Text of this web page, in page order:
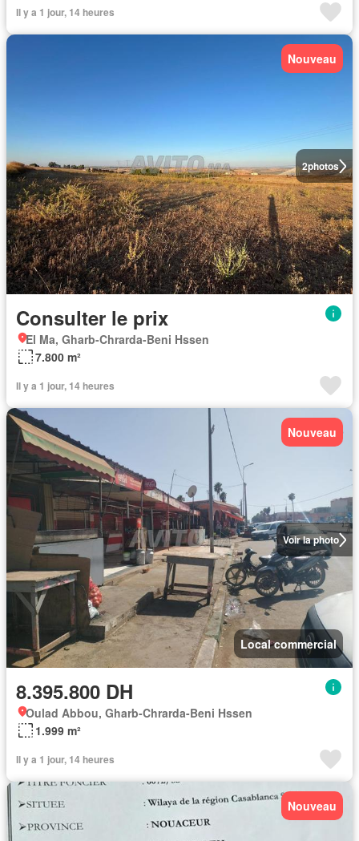
Il y a 1 jour, 14 heures
2photos
Nouveau
Consulter le prix
El Ma, Gharb-Chrarda-Beni Hssen
7.800 m²
Il y a 1 jour, 14 heures
Voir la photo
Nouveau
Local commercial
8.395.800 DH
Oulad Abbou, Gharb-Chrarda-Beni Hssen
1.999 m²
Il y a 1 jour, 14 heures
Nouveau